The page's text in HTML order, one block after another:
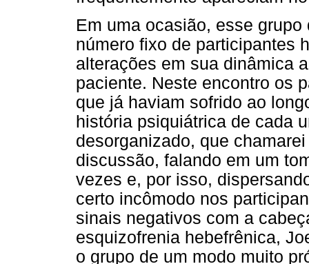
Em uma ocasião, esse
número fixo de participantes
alterações em sua dinâmica
paciente. Neste encontro os
que já haviam sofrido ao
história psiquiátrica de cada
desorganizado, que
discussão, falando em um
vezes e, por isso,
certo incômodo nos
sinais negativos com a
esquizofrenia hebefrênica,
o grupo de um modo muito